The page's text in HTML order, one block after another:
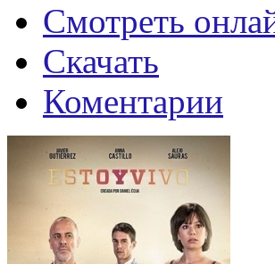
Смотреть
Скачать
Коментарии